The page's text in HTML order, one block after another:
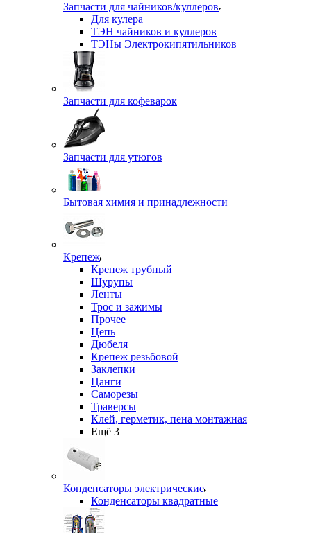
Запчасти для чайников/куллеров
Для кулера
ТЭН чайников и куллеров
ТЭНы Электрокипятильников
Запчасти для кофеварок
Запчасти для утюгов
Бытовая химия и принадлежности
Крепеж
Крепеж трубный
Шурупы
Ленты
Трос и зажимы
Прочее
Цепь
Дюбеля
Крепеж резьбовой
Заклепки
Цанги
Саморезы
Траверсы
Клей, герметик, пена монтажная
Ещё 3
Конденсаторы электрические
Конденсаторы квадратные